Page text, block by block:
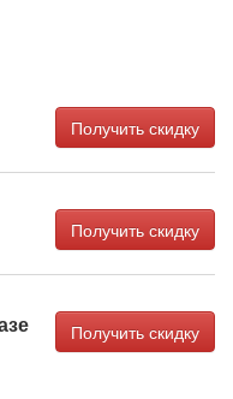
Получить скидку
Получить скидку
Получить скидку